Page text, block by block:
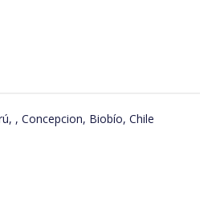
, Concepcion, Biobío, Chile